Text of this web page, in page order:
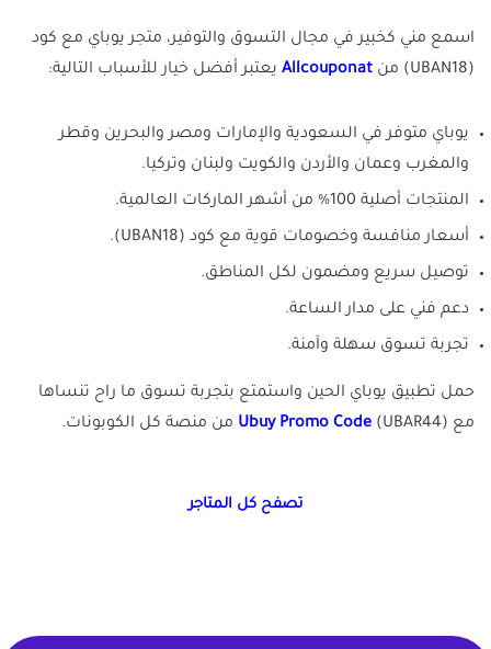
اسمع مني كخبير في مجال التسوق والتوفير، متجر يوباي مع كود
(UBAN18) من
Allcouponat يعتبر أفضل خيار للأسباب التالية:
يوباي متوفر في السعودية والإمارات ومصر والبحرين وقطر
والمغرب وعمان والأردن والكويت ولبنان وتركيا.
المنتجات أصلية 100% من أشهر الماركات العالمية.
أسعار منافسة وخصومات قوية مع كود (UBAN18).
توصيل سريع ومضمون لكل المناطق.
دعم فني على مدار الساعة.
تجربة تسوق سهلة وآمنة.
حمل تطبيق يوباي الحين واستمتع بتجربة تسوق ما راح تنساها
مع
Ubuy Promo Code (UBAR44) من منصة كل الكوبونات.
تصفح كل المتاجر